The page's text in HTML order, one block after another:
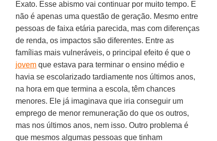
Exato. Esse abismo vai continuar por muito tempo. E
não é apenas uma questão de geração. Mesmo entre
pessoas de faixa etária parecida, mas com diferenças
de renda, os impactos são diferentes. Entre as
famílias mais vulneráveis, o principal efeito é que o
jovem que estava para terminar o ensino médio e
havia se escolarizado tardiamente nos últimos anos,
na hora em que termina a escola, têm chances
menores. Ele já imaginava que iria conseguir um
emprego de menor remuneração do que os outros,
mas nos últimos anos, nem isso. Outro problema é
que mesmos algumas pessoas que tinham